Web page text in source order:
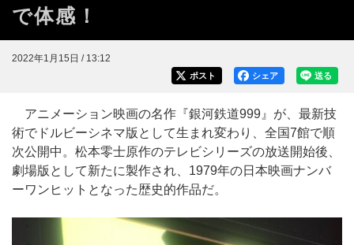
で体感！
2022年1月15日 / 13:12
送る
シェア
ポスト
アニメーション映画の名作『銀河鉄道999』が、最新技
術でドルビーシネマ版として生まれ変わり、全国7館で順
次公開中。松本零士原作のテレビシリーズの放送開始後、
劇場版として新たに製作され、1979年の日本映画ナンバ
ーワンヒットとなった歴史的作品だ。